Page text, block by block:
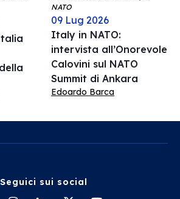
NATO
09 Lug 2026
Italy in NATO:
intervista all’Onorevole
Calovini sul NATO
Summit di Ankara
Edoardo Barca
Seguici sui social